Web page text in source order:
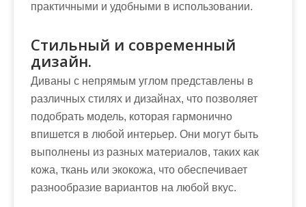
практичными и удобными в использовании.
Стильный и современный
дизайн.
Диваны с непрямым углом представлены в
различных стилях и дизайнах, что позволяет
подобрать модель, которая гармонично
впишется в любой интерьер. Они могут быть
выполнены из разных материалов, таких как
кожа, ткань или экокожа, что обеспечивает
разнообразие вариантов на любой вкус.